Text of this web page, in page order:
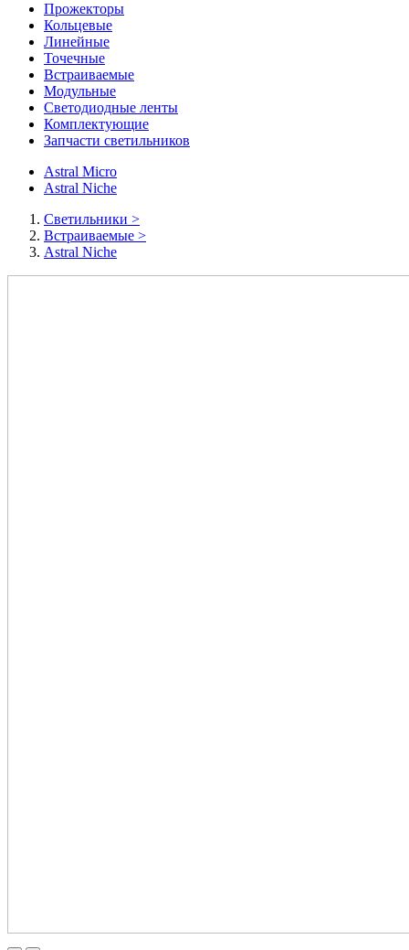
Прожекторы
Кольцевые
Линейные
Точечные
Встраиваемые
Модульные
Светодиодные ленты
Комплектующие
Запчасти светильников
Astral Micro
Astral Niche
Cветильники >
Встраиваемые >
Astral Niche